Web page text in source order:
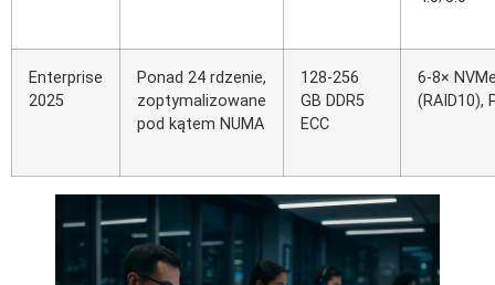
Enterprise
2025
Ponad 24 rdzenie,
zoptymalizowane
pod kątem NUMA
128-256
GB DDR5
ECC
6-8×
(RAID10),